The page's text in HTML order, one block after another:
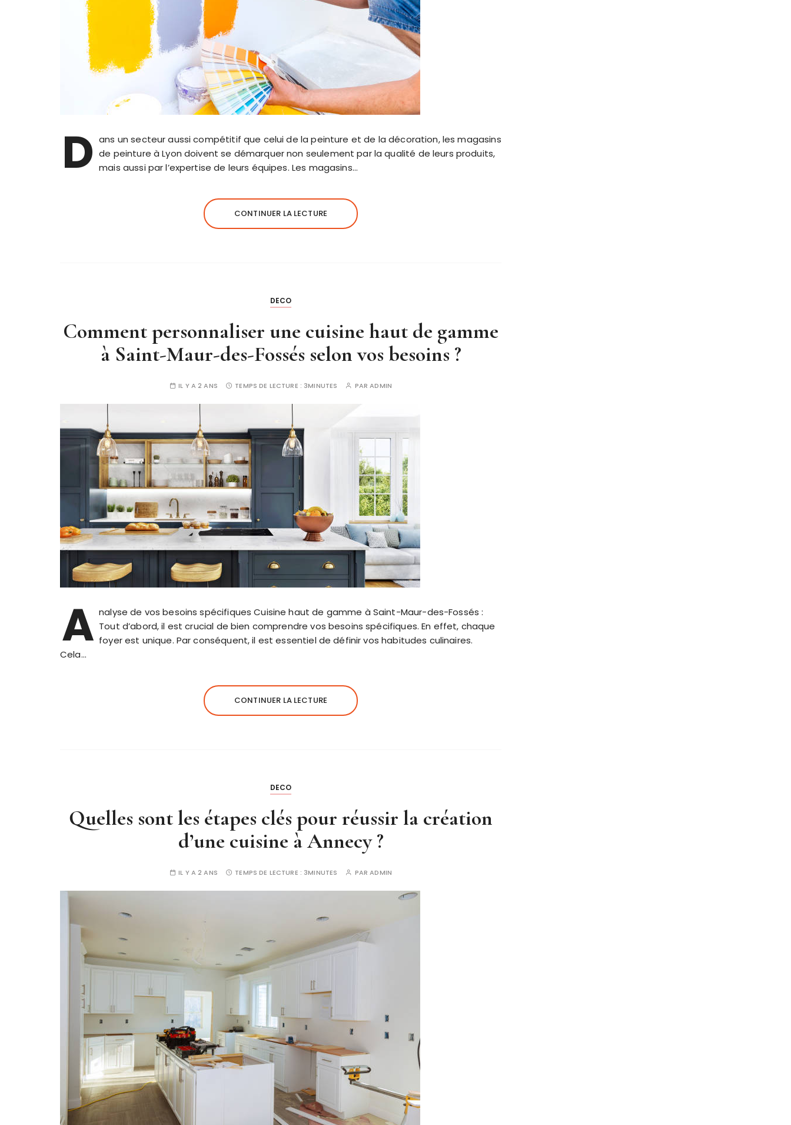
D ans un secteur aussi compétitif que celui de la peinture et de la décoration, les magasins
de peinture à Lyon doivent se démarquer non seulement par la qualité de leurs produits,
mais aussi par l’expertise de leurs équipes. Les magasins…
CONTINUER LA LECTURE
DECO
Comment personnaliser une cuisine haut de gamme
à Saint-Maur-des-Fossés selon vos besoins ?
IL Y A 2 ANS TEMPS DE LECTURE : 3MINUTES PARADMIN
A nalyse de vos besoins spécifiques Cuisine haut de gamme à Saint-Maur-des-Fossés :
Tout d’abord, il est crucial de bien comprendre vos besoins spécifiques. En effet, chaque
foyer est unique. Par conséquent, il est essentiel de définir vos habitudes culinaires.
Cela…
CONTINUER LA LECTURE
DECO
Quelles sont les étapes clés pour réussir la création
d’une cuisine à Annecy ?
IL Y A 2 ANS TEMPS DE LECTURE : 3MINUTES PARADMIN